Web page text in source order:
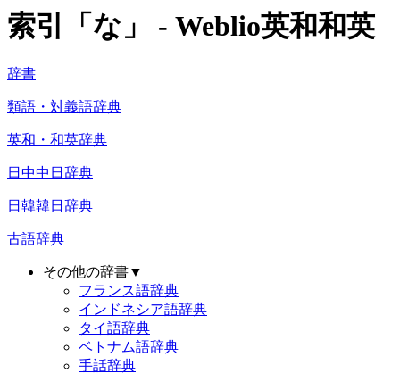
索引「な」 - Weblio英和和英
辞書
類語・対義語辞典
英和・和英辞典
日中中日辞典
日韓韓日辞典
古語辞典
その他の辞書▼
フランス語辞典
インドネシア語辞典
タイ語辞典
ベトナム語辞典
手話辞典